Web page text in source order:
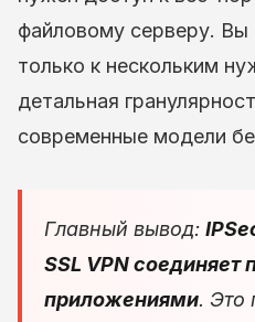
файловому серверу. Вы
только к нескольким
детальная
современные модели
Главный вывод:
SSL VPN соединяет
приложениями. Это